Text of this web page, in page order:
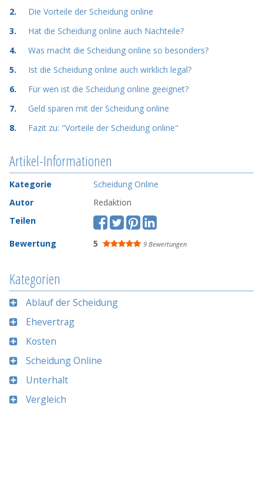
Die Vorteile der Scheidung online
Hat die Scheidung online auch Nachteile?
Was macht die Scheidung online so besonders?
Ist die Scheidung online auch wirklich legal?
Für wen ist die Scheidung online geeignet?
Geld sparen mit der Scheidung online
Fazit zu: "Vorteile der Scheidung online"
Artikel-Informationen
Kategorie
Scheidung Online
Autor
Redaktion
Teilen
Bewertung 5 9 Bewertungen
Kategorien
Ablauf der Scheidung
Ehevertrag
Kosten
Scheidung Online
Unterhalt
Vergleich